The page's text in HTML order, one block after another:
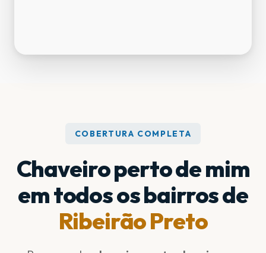
COBERTURA COMPLETA
Chaveiro perto de mim
em todos os bairros de
Ribeirão Preto